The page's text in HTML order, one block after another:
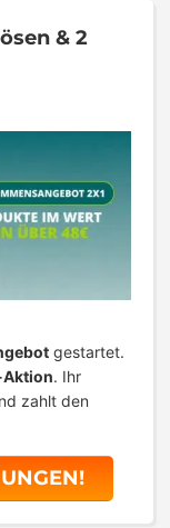
& 2
gestartet.
Aktion. Ihr
zahlt den